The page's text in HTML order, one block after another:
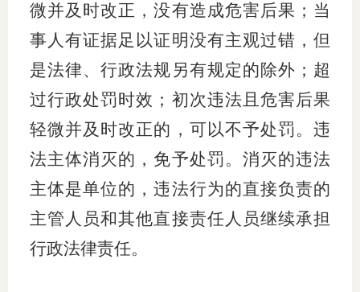
微并及时改正，没有造成危害后果；当
事人有证据足以证明没有主观过错，但
是法律、行政法规另有规定的除外；超
过行政处罚时效；初次违法且危害后果
轻微并及时改正的，可以不予处罚。违
法主体消灭的，免予处罚。消灭的违法
主体是单位的，违法行为的直接负责的
主管人员和其他直接责任人员继续承担
行政法律责任。